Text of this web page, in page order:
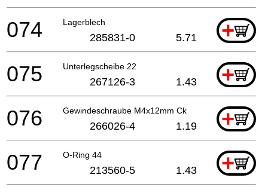
Lagerblech +
074 285831-0 5.71
Unterlegscheibe 22 +
075 267126-3 1.43
Gewindeschraube M4x12mm Ck +
076 266026-4 1.19
O-Ring 44 +
077 213560-5 1.43